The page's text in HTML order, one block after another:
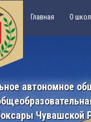
Главная О
автономное
Чувашской